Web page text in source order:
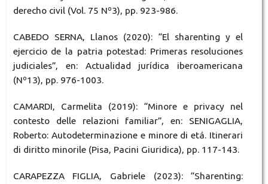
derecho civil (Vol. 75 Nº3), pp. 923-986.
CABEDO SERNA, Llanos (2020): “El sharenting y el
ejercicio de la patria potestad: Primeras resoluciones
judiciales”, en: Actualidad jurídica iberoamericana
(Nº13), pp. 976-1003.
CAMARDI, Carmelita (2019): “Minore e privacy nel
contesto delle relazioni familiar”, en: SENIGAGLIA,
Roberto: Autodeterminazione e minore di etá. Itinerari
di diritto minorile (Pisa, Pacini Giuridica), pp. 117-143.
CARAPEZZA FIGLIA, Gabriele (2023): “Sharenting: